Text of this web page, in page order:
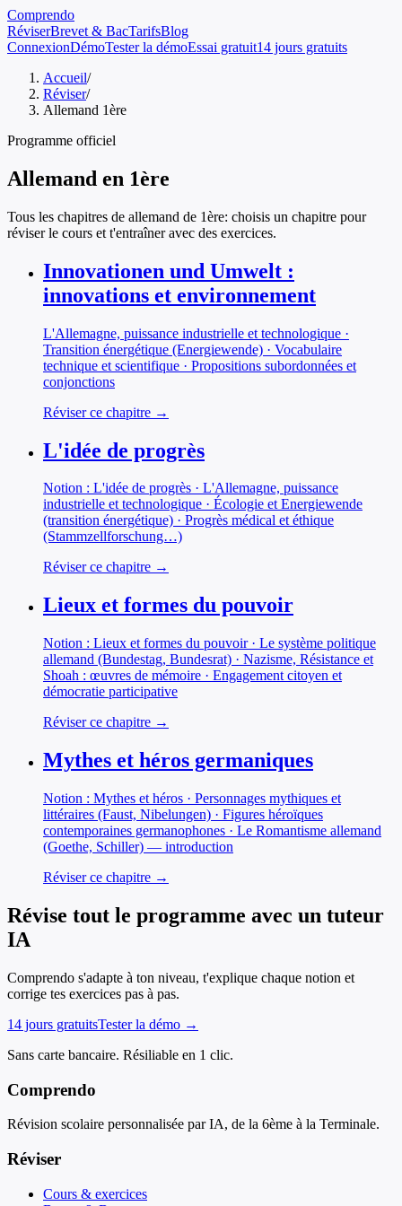
Comprendo
RéviserBrevet & BacTarifsBlog
ConnexionDémoTester la démoEssai gratuit14 jours gratuits
Accueil/
Réviser/
Allemand 1ère
Programme officiel
Allemand en 1ère
Tous les chapitres de allemand de 1ère: choisis un chapitre pour
réviser le cours et t'entraîner avec des exercices.
Innovationen und Umwelt :
innovations et environnement
L'Allemagne, puissance industrielle et technologique ·
Transition énergétique (Energiewende) · Vocabulaire
technique et scientifique · Propositions subordonnées et
conjonctions
Réviser ce chapitre →
L'idée de progrès
Notion : L'idée de progrès · L'Allemagne, puissance
industrielle et technologique · Écologie et Energiewende
(transition énergétique) · Progrès médical et éthique
(Stammzellforschung…)
Réviser ce chapitre →
Lieux et formes du pouvoir
Notion : Lieux et formes du pouvoir · Le système politique
allemand (Bundestag, Bundesrat) · Nazisme, Résistance et
Shoah : œuvres de mémoire · Engagement citoyen et
démocratie participative
Réviser ce chapitre →
Mythes et héros germaniques
Notion : Mythes et héros · Personnages mythiques et
littéraires (Faust, Nibelungen) · Figures héroïques
contemporaines germanophones · Le Romantisme allemand
(Goethe, Schiller) — introduction
Réviser ce chapitre →
Révise tout le programme avec un tuteur
IA
Comprendo s'adapte à ton niveau, t'explique chaque notion et
corrige tes exercices pas à pas.
14 jours gratuitsTester la démo →
Sans carte bancaire. Résiliable en 1 clic.
Comprendo
Révision scolaire personnalisée par IA, de la 6ème à la Terminale.
Réviser
Cours & exercices